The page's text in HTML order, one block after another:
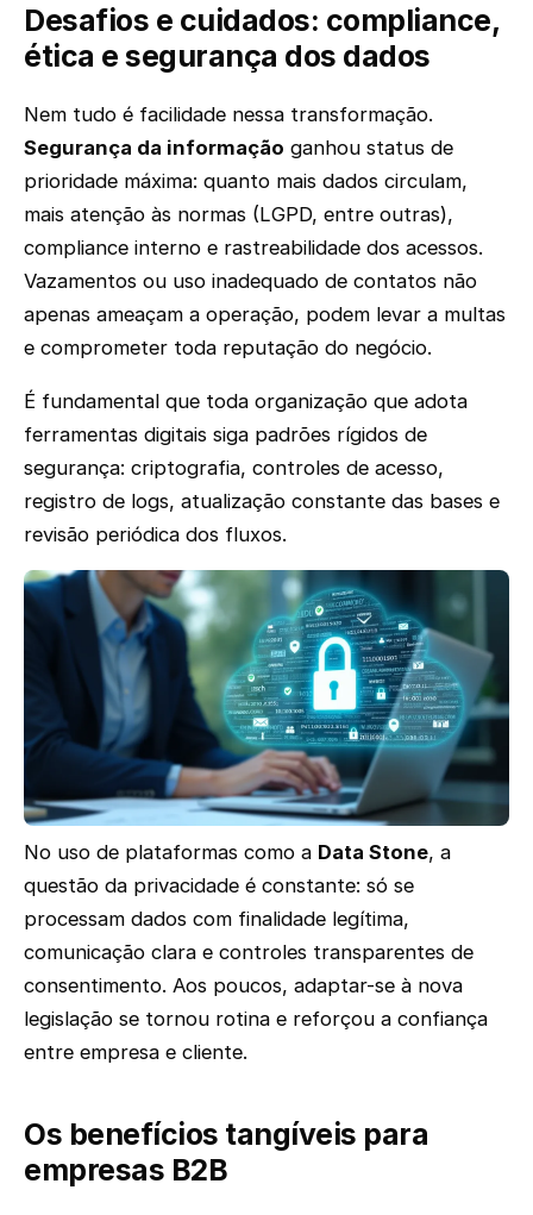
Desafios e cuidados: compliance,
ética e segurança dos dados
Nem tudo é facilidade nessa transformação.
Segurança da informação ganhou status de
prioridade máxima: quanto mais dados circulam,
mais atenção às normas (LGPD, entre outras),
compliance interno e rastreabilidade dos acessos.
Vazamentos ou uso inadequado de contatos não
apenas ameaçam a operação, podem levar a multas
e comprometer toda reputação do negócio.
É fundamental que toda organização que adota
ferramentas digitais siga padrões rígidos de
segurança: criptografia, controles de acesso,
registro de logs, atualização constante das bases e
revisão periódica dos fluxos.
No uso de plataformas como a Data Stone, a
questão da privacidade é constante: só se
processam dados com finalidade legítima,
comunicação clara e controles transparentes de
consentimento. Aos poucos, adaptar-se à nova
legislação se tornou rotina e reforçou a confiança
entre empresa e cliente.
Os benefícios tangíveis para
empresas B2B